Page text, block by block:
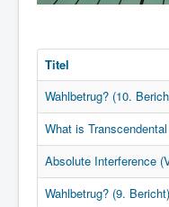
Rezensionen
Kontakt
Impressum
Titel
Wahlbetrug? (10.
What is
Absolute Interference
Wahlbetrug? (9. Bericht)